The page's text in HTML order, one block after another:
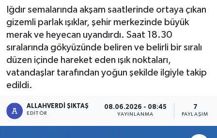
Iğdır semalarında akşam saatlerinde ortaya çıkan
gizemli parlak ışıklar, şehir merkezinde büyük
merak ve heyecan uyandırdı. Saat 18.30
sıralarında gökyüzünde beliren ve belirli bir sıralı
düzen içinde hareket eden ışık noktaları,
vatandaşlar tarafından yoğun şekilde ilgiyle takip
edildi.
ALLAHVERDI ŞIKTAŞ
EDITÖR
08.06.2026 - 08:45
YAYINLANMA
7
PAYLAŞIM